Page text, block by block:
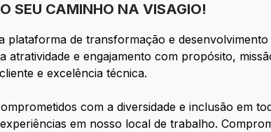
SEU CAMINHO NA VISAGIO!
plataforma de transformação e
atratividade e engajamento com propósito,
e excelência técnica.
com a diversidade e inclusão em
em nosso local de trabalho.